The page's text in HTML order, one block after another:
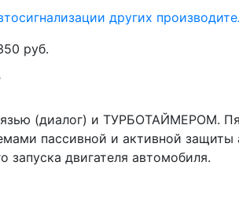
руб.
(диалог) и ТУРБОТАЙМЕРОМ.
пассивной и активной
запуска двигателя автомобиля.